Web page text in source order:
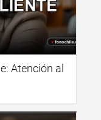
Atención al